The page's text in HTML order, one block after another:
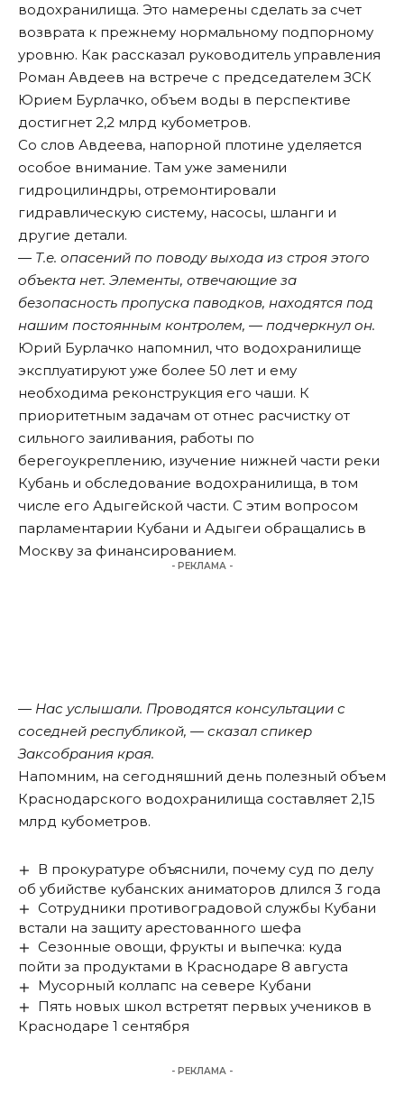
водохранилища. Это намерены сделать за счет
возврата к прежнему нормальному подпорному
уровню. Как рассказал руководитель управления
Роман Авдеев на встрече с председателем ЗСК
Юрием Бурлачко, объем воды в перспективе
достигнет 2,2 млрд кубометров.
Со слов Авдеева, напорной плотине уделяется
особое внимание. Там уже заменили
гидроцилиндры, отремонтировали
гидравлическую систему, насосы, шланги и
другие детали.
— Т.е. опасений по поводу выхода из строя этого
объекта нет. Элементы, отвечающие за
безопасность пропуска паводков, находятся под
нашим постоянным контролем, — подчеркнул он.
Юрий Бурлачко напомнил, что водохранилище
эксплуатируют уже более 50 лет и ему
необходима реконструкция его чаши. К
приоритетным задачам от отнес расчистку от
сильного заиливания, работы по
берегоукреплению, изучение нижней части реки
Кубань и обследование водохранилища, в том
числе его Адыгейской части. С этим вопросом
парламентарии Кубани и Адыгеи обращались в
Москву за финансированием.
- РЕКЛАМА -
— Нас услышали. Проводятся консультации с
соседней республикой, — сказал спикер
Заксобрания края.
Напомним, на сегодняшний день полезный объем
Краснодарского водохранилища составляет 2,15
млрд кубометров.
В прокуратуре объяснили, почему суд по делу
об убийстве кубанских аниматоров длился 3 года
Сотрудники противоградовой службы Кубани
встали на защиту арестованного шефа
Сезонные овощи, фрукты и выпечка: куда
пойти за продуктами в Краснодаре 8 августа
Мусорный коллапс на севере Кубани
Пять новых школ встретят первых учеников в
Краснодаре 1 сентября
- РЕКЛАМА -